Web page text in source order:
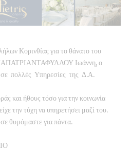
Κορινθίας για το θάνατο του
ΠΑΠΑΤΡΙΑΝΤΑΦΥΛΛΟΥ Ιωάννη, ο
πολλές Υπηρεσίες της Δ.Α.
και ήθους τόσο για την κοινωνία
την τύχη να υπηρετήσει μαζί του.
θυμόμαστε για πάντα.